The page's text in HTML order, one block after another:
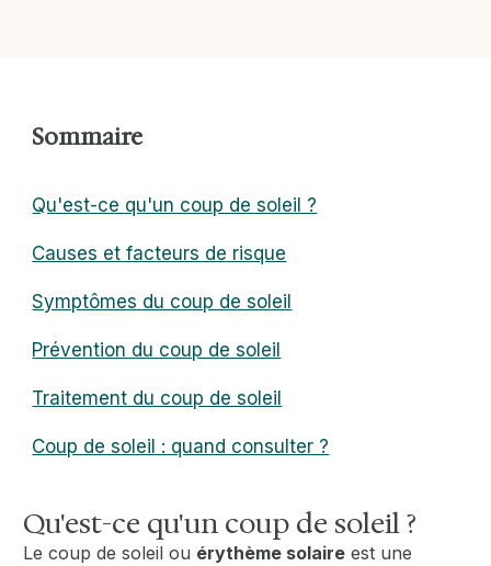
Sommaire
Qu'est-ce qu'un coup de soleil ?
Causes et facteurs de risque
Symptômes du coup de soleil
Prévention du coup de soleil
Traitement du coup de soleil
Coup de soleil : quand consulter ?
Qu'est-ce qu'un coup de soleil ?
Le coup de soleil ou érythème solaire est une